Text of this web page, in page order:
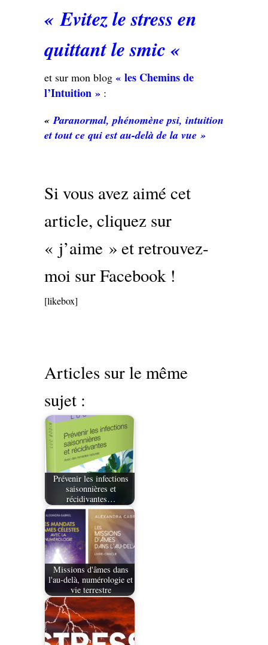
« Evitez le stress en
quittant le smic «
et sur mon blog « les Chemins de
l’Intuition » :
«Paranormal, phénomène psi, intuition
et tout ce qui est au-delà de la vue »
Si vous avez aimé cet
article, cliquez sur
« j’aime » et retrouvez-
moi sur Facebook !
[likebox]
Articles sur le même
sujet :
Prévenir les infections
saisonnières et
récidivantes…
Missions d'âmes dans
l'au-delà, numérologie et
vie terrestre